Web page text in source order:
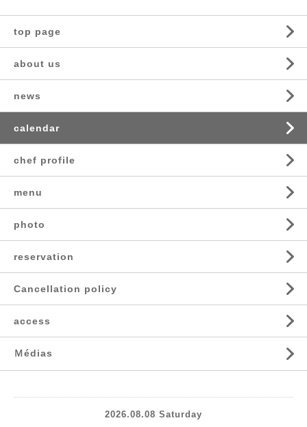
top page
about us
news
calendar
chef profile
menu
photo
reservation
Cancellation policy
access
Ｍédias
2026.08.08 Saturday